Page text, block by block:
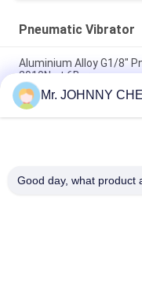
Pneumatic Vibrator
Aluminium Alloy G1/8"
2910N at 6Bar
Low Noise Pneumatic
Vibration Screening
GT-13 Industrial
Mr. JOHNNY
Good day, what product